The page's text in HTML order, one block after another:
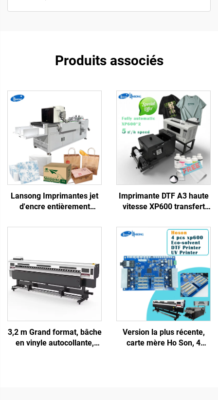
Produits associés
Lansong Imprimantes jet
d'encre entièrement
en tissu non tissé, carton
ventilateur
Imprimante DTF A3 haute
vitesse XP600 transfert
ensemble complet pour T-
shirt, chapeau, tout textile
avec four agitateur
3,2 m Grand format, bâche
en vinyle autocollante,
Version la plus récente,
carte mère Ho Son, 4